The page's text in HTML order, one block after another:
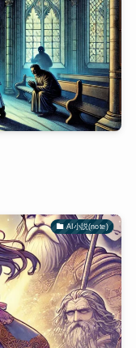
AI小説(note)